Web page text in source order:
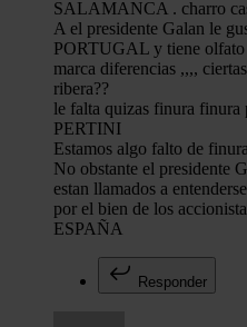
SALAMANCA . charro
A el presidente Galan le
PORTUGAL y tiene olfato
marca diferencias ,,,,
ribera??
le falta quizas finura
PERTINI
Estamos algo falto de
No obstante el
estan llamados a entenderse
por el bien de los
ESPAÑA
Responder